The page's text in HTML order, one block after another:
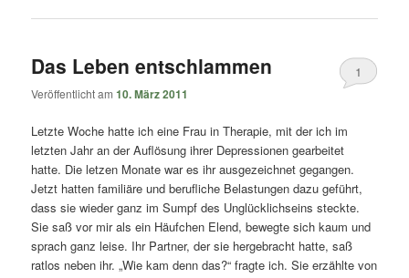
Das Leben entschlammen
Veröffentlicht am10. März 2011
1
Letzte Woche hatte ich eine Frau in Therapie, mit der ich im
letzten Jahr an der Auflösung ihrer Depressionen gearbeitet
hatte. Die letzen Monate war es ihr ausgezeichnet gegangen.
Jetzt hatten familiäre und berufliche Belastungen dazu geführt,
dass sie wieder ganz im Sumpf des Unglücklichseins steckte.
Sie saß vor mir als ein Häufchen Elend, bewegte sich kaum und
sprach ganz leise. Ihr Partner, der sie hergebracht hatte, saß
ratlos neben ihr. „Wie kam denn das?“ fragte ich. Sie erzählte von